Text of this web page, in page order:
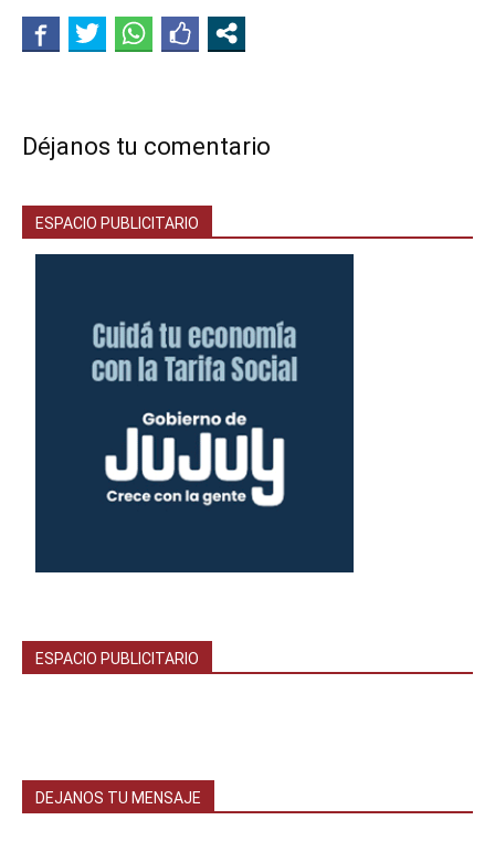
Déjanos tu comentario
ESPACIO PUBLICITARIO
ESPACIO PUBLICITARIO
DEJANOS TU MENSAJE